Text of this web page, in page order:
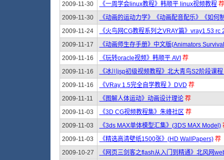
2009-11-30
《一周学会linux教程》韩顺平 linux视频教程 荐
2009-11-30
《动画的运动力学》《动画配音配乐》《如
2009-11-24
《火鸟网CG教程系列之VRAY篇》vray1.53 rc
2009-11-17
《动画师生存手册》中文版(Animators
2009-11-16
《玩转oracle视频》韩顺平 AVI 荐
2009-11-16
《冰川jsp初级视频教程》北大青鸟S2阶段课
2009-11-16
《VRay 1.5完全自学教程 》DVD 荐
2009-11-11
《图解人体运动》动画设计理论 荐
2009-11-03
《3D CG视频教程集》朱峰社区 荐
2009-11-03
《3ds MAX单体模型汇集》(3DS MAX Model)
2009-11-03
《精选高清壁纸1500张》(HD WallPapers) 荐
2009-10-27
《网页三剑客之flash从入门到精通》北风网